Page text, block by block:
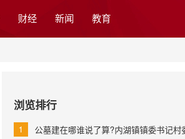
财经 新闻 教育
浏览排行
公墓建在哪谁说了算?内湖镇镇委书记村委欺上瞒下